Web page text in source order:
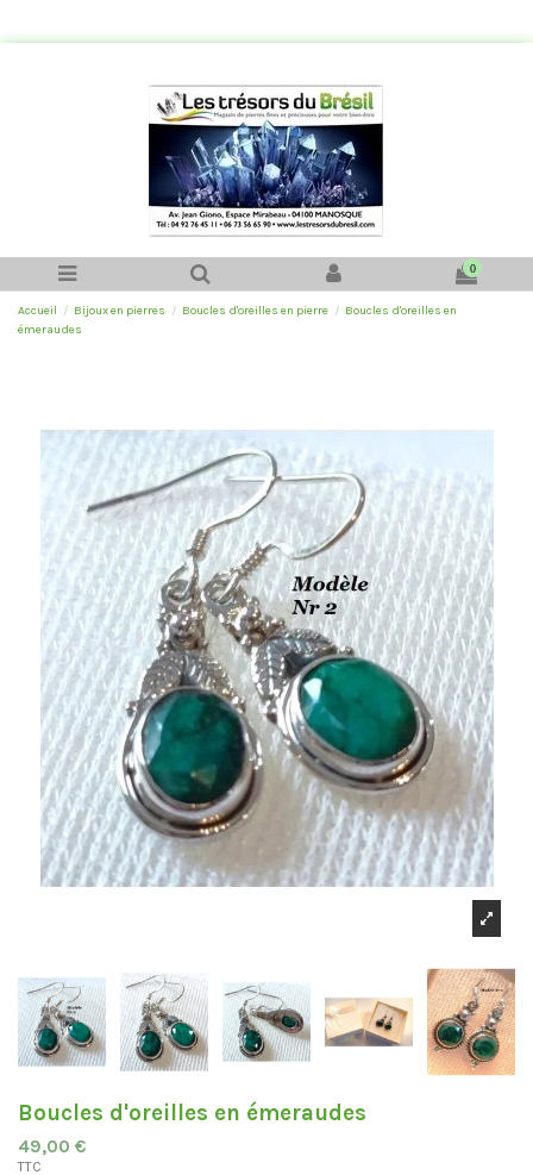
0
Accueil Bijoux en pierres Boucles d'oreilles en pierre
Boucles d'oreilles en
émeraudes
Boucles d'oreilles en émeraudes
49,00 €
TTC